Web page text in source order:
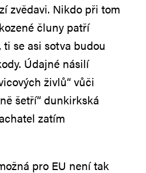
zvědavi. Nikdo při tom
čluny patří
se asi sotva budou
Údajné násilí
živlů“ vůči
šetří“ dunkirkská
zatím
pro EU není tak